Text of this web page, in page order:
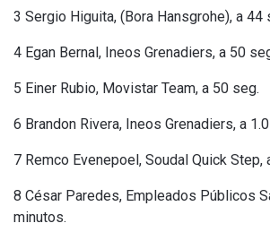
3 Sergio Higuita, (Bora Hansgrohe), a 44
4 Egan Bernal, Ineos Grenadiers, a 50
5 Einer Rubio, Movistar Team, a 50 seg.
6 Brandon Rivera, Ineos Grenadiers, a
7 Remco Evenepoel, Soudal Quick Step,
8 César Paredes, Empleados Públicos
minutos.